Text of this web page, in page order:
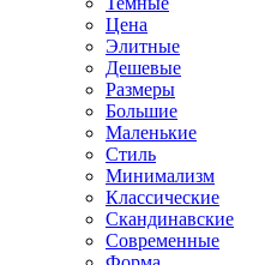
Цена
Элитные
Дешевые
Размеры
Большие
Маленькие
Стиль
Минимализм
Классические
Скандинавские
Современные